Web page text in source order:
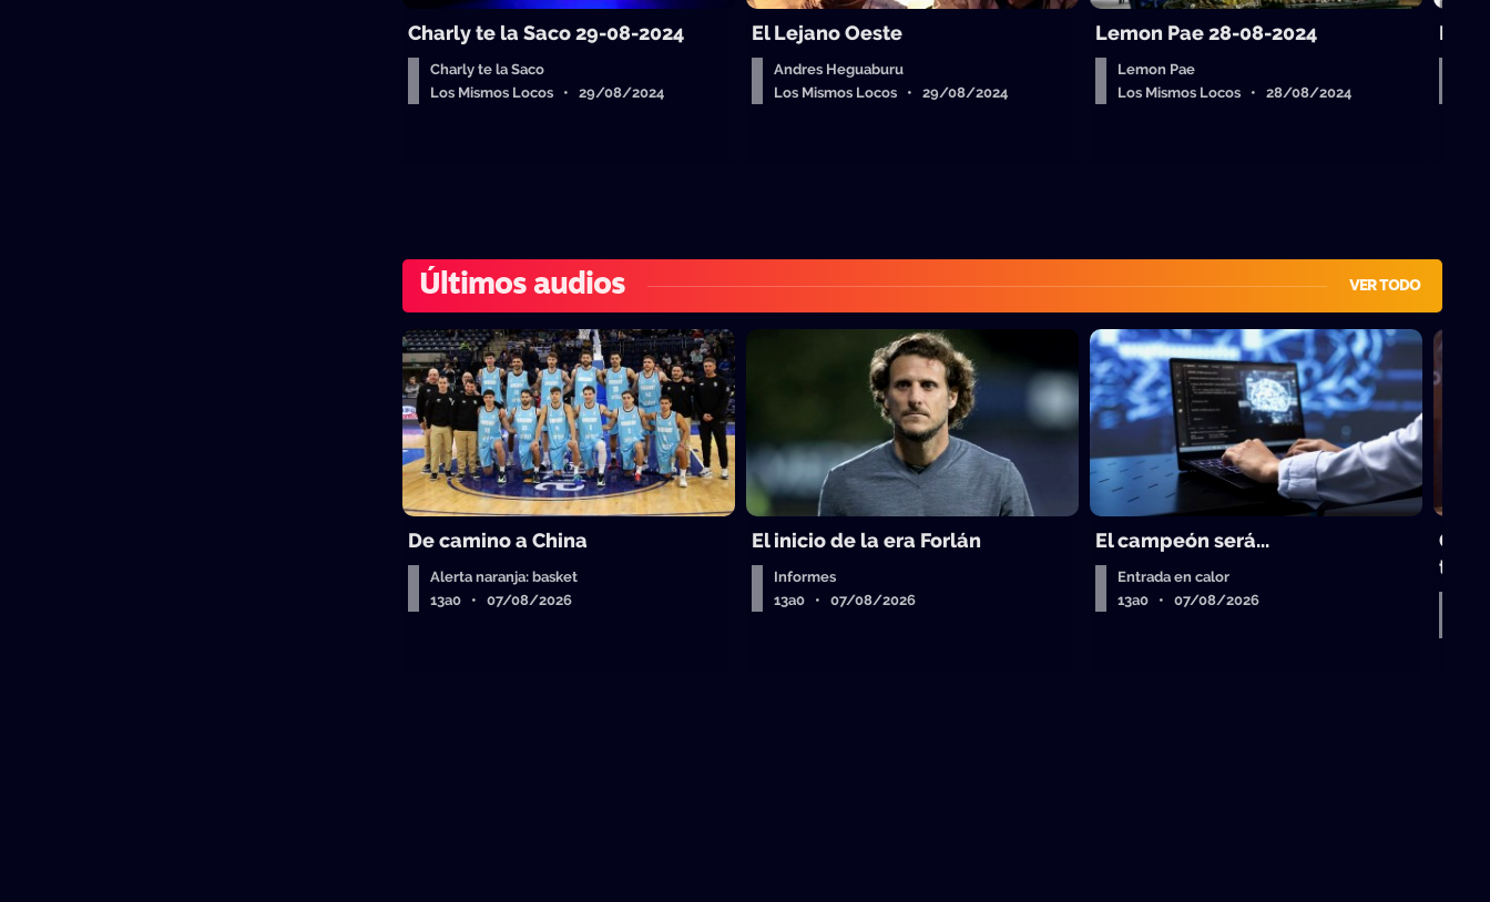
Charly te la Saco 29-08-2024
Charly te la Saco
Los Mismos Locos • 29/08/2024
El Lejano Oeste
Andres Heguaburu
Los Mismos Locos • 29/08/2024
Lemon Pae 28-08-2024
Lemon Pae
Los Mismos Locos • 28/08/2024
Les
Últimos audios VER TODO
De camino a China
Alerta naranja: basket
13a0 • 07/08/2026
El inicio de la era Forlán
Informes
13a0 • 07/08/2026
El campeón será...
Entrada en calor
13a0 • 07/08/2026